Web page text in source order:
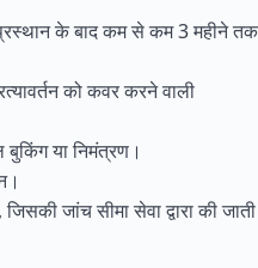
प्रस्थान के बाद कम से कम 3 महीने तक
को कवर करने वाली
बुकिंग या निमंत्रण।
जांच सीमा सेवा द्वारा की जाती